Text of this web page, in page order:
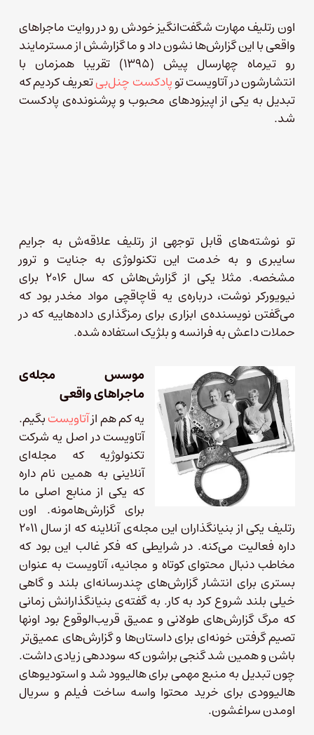
اون رتلیف مهارت شگفت‌انگیز خودش رو در روایت ماجراهای
واقعی با این گزارش‌ها نشون داد و ما گزارشش از مسترمایند
رو تیرماه چهارسال پیش (۱۳۹۵) تقریبا همزمان با
انتشارشون در آتاویست توپادکست چنل‌بیتعریف کردیم که
تبدیل به یکی از اپیزودهای محبوب و پرشنونده‌ی پادکست
شد.
تو نوشته‌های قابل توجهی از رتلیف علاقه‌ش به جرایم
سایبری و به خدمت این تکنولوژی به جنایت و ترور
مشخصه. مثلا یکی از گزارش‌هاش که سال ۲۰۱۶ برای
نیویورکر نوشت، درباره‌ی یه قاچاقچی مواد مخدر بود که
می‌گفتن نویسنده‌ی ابزاری برای رمزگذاری داده‌هاییه که در
حملات داعش به فرانسه و بلژیک استفاده شده.
موسس مجله‌ی
ماجراهای واقعی
یه کم هم ازآتاویستبگیم.
آتاویست در اصل یه شرکت
تکنولوژیه که مجله‌ای
آنلاینی به همین نام داره
که یکی از منابع اصلی ما
برای گزارش‌هامونه. اون
رتلیف یکی از بنیانگذاران این مجله‌ی آنلاینه که از سال ۲۰۱۱
داره فعالیت می‌کنه. در شرایطی که فکر غالب این بود که
مخاطب دنبال محتوای کوتاه و مجانیه، آتاویست به عنوان
بستری برای انتشار گزارش‌های چندرسانه‌ای بلند و گاهی
خیلی بلند شروع کرد به کار. به گفته‌ی بنیانگذارانش زمانی
که مرگ گزارش‌های طولانی و عمیق قریب‌الوقوع بود اونها
تصیم گرفتن خونه‌ای برای داستان‌ها و گزارش‌های عمیق‌تر
باشن و همین شد گنجی براشون که سوددهی زیادی داشت.
چون تبدیل به منبع مهمی برای هالیوود شد و استودیوهای
هالیوودی برای خرید محتوا واسه ساخت فیلم و سریال
اومدن سراغشون.